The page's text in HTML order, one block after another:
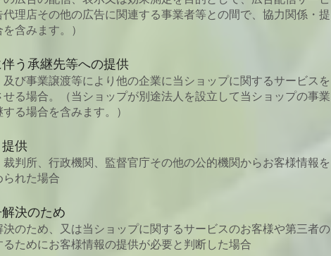
代理店その他の広告に関連する事業者等との間で、協力関係・提
含みます。）
う承継先等への提供
び事業譲渡等により他の企業に当ショップに関するサービスを
る場合。（当ショップが別途法人を設立して当ショップの事業
る場合を含みます。）
供
判所、行政機関、監督官庁その他の公的機関からお客様情報を
られた場合
決のため
のため、又は当ショップに関するサービスのお客様や第三者の
ためにお客様情報の提供が必要と判断した場合